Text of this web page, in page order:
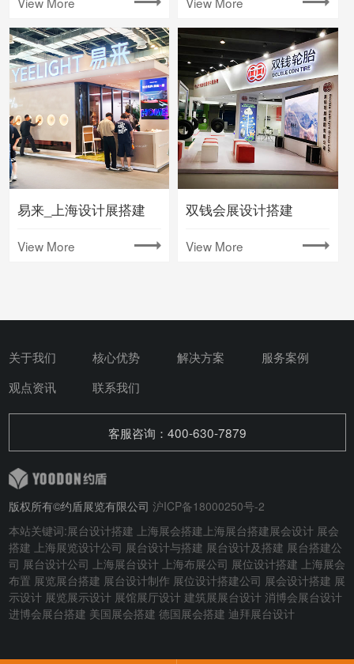
易来_上海设计展搭建
View More
双钱会展设计搭建
View More
关于我们 核心优势 解决方案
服务案例
观点资讯
联系我们
客服咨询：400-630-7879
版权所有©约盾展览有限公司 沪ICP备18000250号-2
本站关键词:展台设计搭建 上海展会搭建 上海展台搭建展会设计 展会
搭建 上海展览设计公司 展台设计与搭建 展台设计及搭建 展台搭建公
司 展台设计公司 上海展台设计 上海布展公司 展位设计搭建 上海展会
布置 展览展台搭建 展台设计制作 展位设计搭建公司 展会设计搭建 展
示设计 展览展示设计 展馆展厅设计 建筑展展台设计 消博会展台设计
进博会展台搭建 美国展会搭建 德国展会搭建 迪拜展台设计